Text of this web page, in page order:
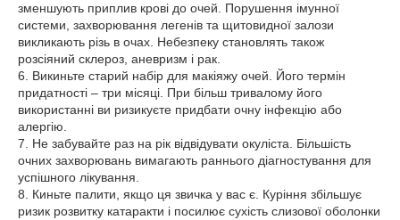
зменшують приплив крові до очей. Порушення імунної
системи, захворювання легенів та щитовидної залози
викликають різь в очах. Небезпеку становлять також
розсіяний склероз, аневризм і рак.
6. Викиньте старий набір для макіяжу очей. Його термін
придатності – три місяці. При більш тривалому його
використанні ви ризикуєте придбати очну інфекцію або
алергію.
7. Не забувайте раз на рік відвідувати окуліста. Більшість
очних захворювань вимагають раннього діагностування для
успішного лікування.
8. Киньте палити, якщо ця звичка у вас є. Куріння збільшує
ризик розвитку катаракти і посилює сухість слизової оболонки